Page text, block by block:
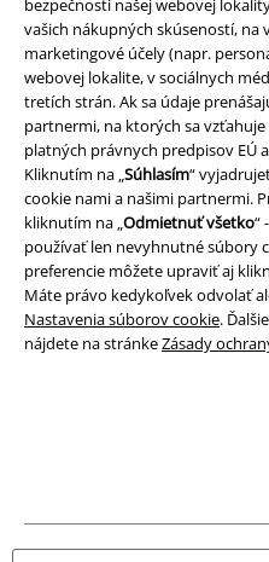
bezpečnosti našej webovej
vašich nákupných skúseností, na
marketingové účely (napr.
webovej lokalite, v sociálnych
tretích strán. Ak sa údaje
partnermi, na ktorých sa
platných právnych predpisov EÚ
Kliknutím na „Súhlasím“
cookie nami a našimi partnermi.
kliknutím na „Odmietnuť všetko“
používať len nevyhnutné súbory
preferencie môžete upraviť aj
Máte právo kedykoľvek odvolať
Nastavenia súborov cookie.
nájdete na stránkeZásady
funkcie
A Warner
Právne informácie